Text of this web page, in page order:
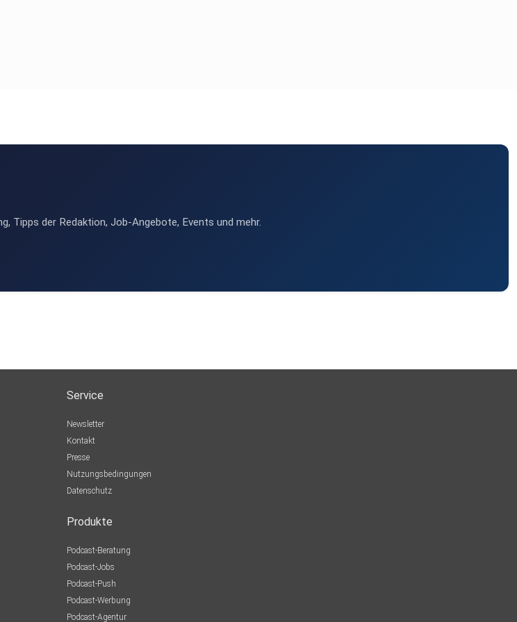
Tipps der Redaktion, Job-Angebote, Events und mehr.
Service
Newsletter
Kontakt
Presse
Nutzungsbedingungen
Datenschutz
Produkte
Podcast-Beratung
Podcast-Jobs
Podcast-Push
Podcast-Werbung
Podcast-Agentur